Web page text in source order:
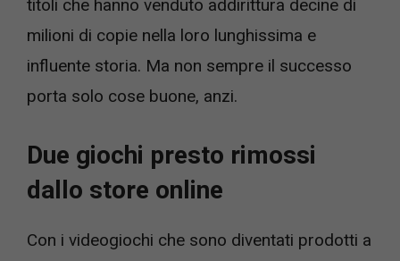
titoli che hanno venduto addirittura decine di
milioni di copie nella loro lunghissima e
influente storia. Ma non sempre il successo
porta solo cose buone, anzi.
Due giochi presto rimossi
dallo store online
Con i videogiochi che sono diventati prodotti a